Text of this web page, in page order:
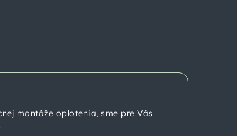
montáže oplotenia, sme pre Vás